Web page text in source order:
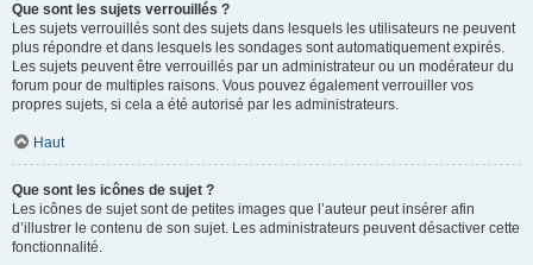
Que sont les sujets verrouillés ?
Les sujets verrouillés sont des sujets dans lesquels les utilisateurs ne peuvent
plus répondre et dans lesquels les sondages sont automatiquement expirés.
Les sujets peuvent être verrouillés par un administrateur ou un modérateur du
forum pour de multiples raisons. Vous pouvez également verrouiller vos
propres sujets, si cela a été autorisé par les administrateurs.
Haut
Que sont les icônes de sujet ?
Les icônes de sujet sont de petites images que l’auteur peut insérer afin
d’illustrer le contenu de son sujet. Les administrateurs peuvent désactiver cette
fonctionnalité.